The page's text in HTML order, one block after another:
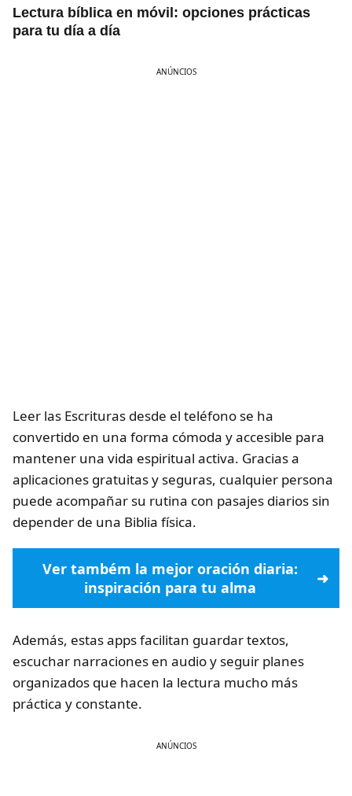
Lectura bíblica en móvil: opciones prácticas
para tu día a día
ANÚNCIOS
Leer las Escrituras desde el teléfono se ha
convertido en una forma cómoda y accesible para
mantener una vida espiritual activa. Gracias a
aplicaciones gratuitas y seguras, cualquier persona
puede acompañar su rutina con pasajes diarios sin
depender de una Biblia física.
Ver também la mejor oración diaria:
inspiración para tu alma
Además, estas apps facilitan guardar textos,
escuchar narraciones en audio y seguir planes
organizados que hacen la lectura mucho más
práctica y constante.
ANÚNCIOS